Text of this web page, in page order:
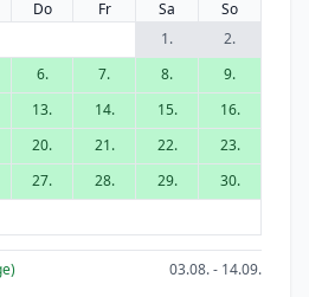
Do Fr Sa
So
1.
2.
6. 7. 8.
9.
13. 14. 15.
16.
20. 21. 22.
23.
27. 28. 29.
30.
03.08. - 14.09.